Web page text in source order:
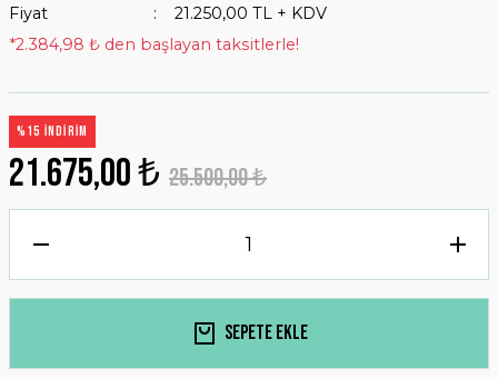
Fiyat
21.250,00 TL + KDV
*2.384,98 ₺ den başlayan taksitlerle!
%15 İNDİRİM
21.675,00 ₺ 25.500,00 ₺
Sepete Ekle